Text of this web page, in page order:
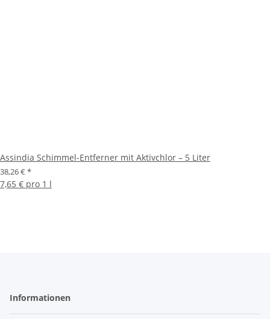
Assindia Schimmel-Entferner mit Aktivchlor – 5 Liter
38,26 € *
7,65 € pro 1 l
Informationen